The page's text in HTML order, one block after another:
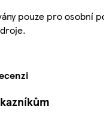
pouze pro osobní